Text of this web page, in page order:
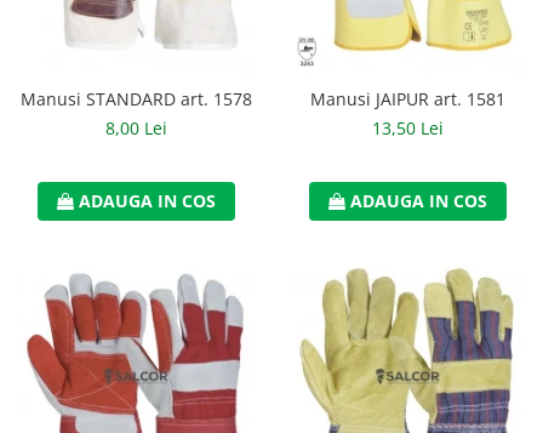
Caciuli
Sepci
Antifoane
Filtre
Semimasti
Protectie vizuala
Ochelari
Manusi STANDARD art. 1578
8,00 Lei
ADAUGA IN COS
Manusi JAIPUR art. 1581
13,50 Lei
ADAUGA IN COS